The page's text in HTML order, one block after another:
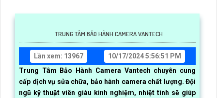
TRUNG TÂM BẢO HÀNH CAMERA VANTECH
Lần xem: 13967
10/17/2024 5:56:51 PM
Trung Tâm Bảo Hành Camera Vantech chuyên cung
cấp dịch vụ sửa chữa, bảo hành camera chất lượng. Đội
ngũ kỹ thuật viên giàu kinh nghiệm, nhiệt tình sẽ giúp